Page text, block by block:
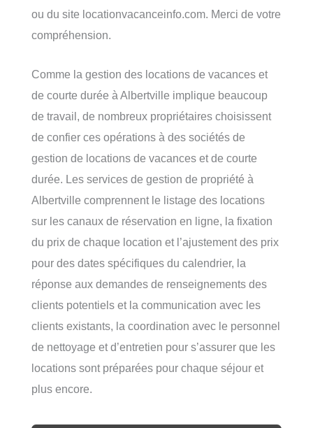
ou du site locationvacanceinfo.com. Merci de votre
compréhension.
Comme la gestion des locations de vacances et
de courte durée à Albertville implique beaucoup
de travail, de nombreux propriétaires choisissent
de confier ces opérations à des sociétés de
gestion de locations de vacances et de courte
durée. Les services de gestion de propriété à
Albertville comprennent le listage des locations
sur les canaux de réservation en ligne, la fixation
du prix de chaque location et l’ajustement des prix
pour des dates spécifiques du calendrier, la
réponse aux demandes de renseignements des
clients potentiels et la communication avec les
clients existants, la coordination avec le personnel
de nettoyage et d’entretien pour s’assurer que les
locations sont préparées pour chaque séjour et
plus encore.